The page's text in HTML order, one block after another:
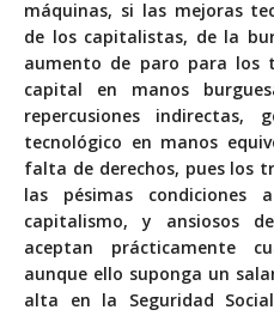
máquinas, si las mejoras
de los capitalistas, de la
aumento de paro para los
capital en manos
repercusiones indirectas,
tecnológico en manos
falta de derechos, pues los
las pésimas
capitalismo, y ansiosos
aceptan prácticamente
aunque ello suponga un
alta en la Seguridad